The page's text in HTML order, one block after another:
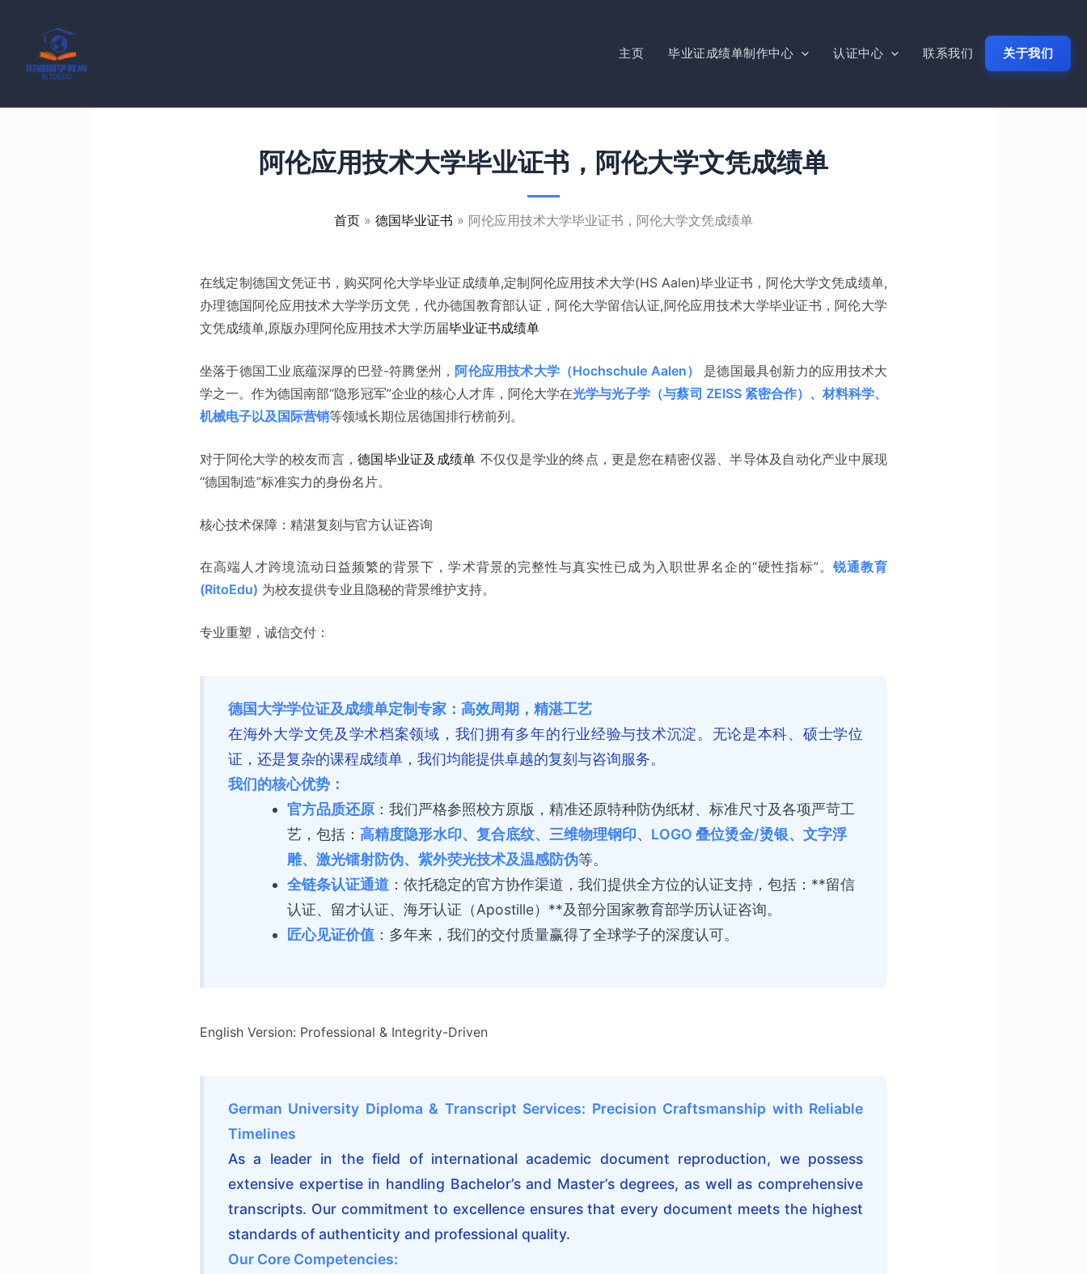
主页 毕业证成绩单制作中心 认证中心 联系我们 关于我们
阿伦应用技术大学毕业证书，阿伦大学文凭成绩单
首页 德国毕业证书 阿伦应用技术大学毕业证书，阿伦大学文凭成绩单
在线定制德国文凭证书，购买阿伦大学毕业证成绩单,定制阿伦应用技术大学(HS Aalen)毕业证书，阿伦大学文凭成绩单,
办理德国阿伦应用技术大学学历文凭，代办德国教育部认证，阿伦大学留信认证,阿伦应用技术大学毕业证书，阿伦大学
文凭成绩单,原版办理阿伦应用技术大学历届毕业证书成绩单
坐落于德国工业底蕴深厚的巴登-符腾堡州， 阿伦应用技术大学（Hochschule Aalen）
是德国最具创新力的应用技术大
学之一。作为德国南部“隐形冠军”企业的核心人才库，阿伦大学在光学与光子学（与蔡司 ZEISS 紧密合作）、材料科学、
机械电子以及国际营销等领域长期位居德国排行榜前列。
对于阿伦大学的校友而言， 德国毕业证及成绩单 不仅仅是学业的终点，更是您在精密仪器、半导体及自动化产业中展现
“德国制造”标准实力的身份名片。
核心技术保障：精湛复刻与官方认证咨询
在高端人才跨境流动日益频繁的背景下，学术背景的完整性与真实性已成为入职世界名企的“硬性指标”。 锐通教育
(RitoEdu) 为校友提供专业且隐秘的背景维护支持。
专业重塑，诚信交付：
德国大学学位证及成绩单定制专家：高效周期，精湛工艺
在海外大学文凭及学术档案领域，我们拥有多年的行业经验与技术沉淀。无论是本科、硕士学位
证，还是复杂的课程成绩单，我们均能提供卓越的复刻与咨询服务。
我们的核心优势：
官方品质还原：我们严格参照校方原版，精准还原特种防伪纸材、标准尺寸及各项严苛工
艺，包括： 高精度隐形水印、复合底纹、三维物理钢印、LOGO 叠位烫金/烫银、文字浮
雕、激光镭射防伪、紫外荧光技术及温感防伪等。
全链条认证通道：依托稳定的官方协作渠道，我们提供全方位的认证支持，包括：**留信
认证、留才认证、海牙认证（Apostille）**及部分国家教育部学历认证咨询。
匠心见证价值：多年来，我们的交付质量赢得了全球学子的深度认可。
English Version: Professional & Integrity-Driven
German University Diploma & Transcript Services: Precision Craftsmanship with Reliable
Timelines
As a leader in the field of international academic document reproduction, we possess
extensive expertise in handling Bachelor’s and Master’s degrees, as well as comprehensive
transcripts. Our commitment to excellence ensures that every document meets the highest
standards of authenticity and professional quality.
Our Core Competencies: